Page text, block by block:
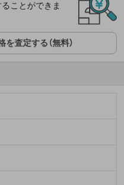
ことができま
査定する（無料）